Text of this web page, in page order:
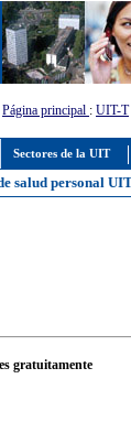
Sectores de la UIT
Página principal : UIT-T
salud personal
gratuitamente